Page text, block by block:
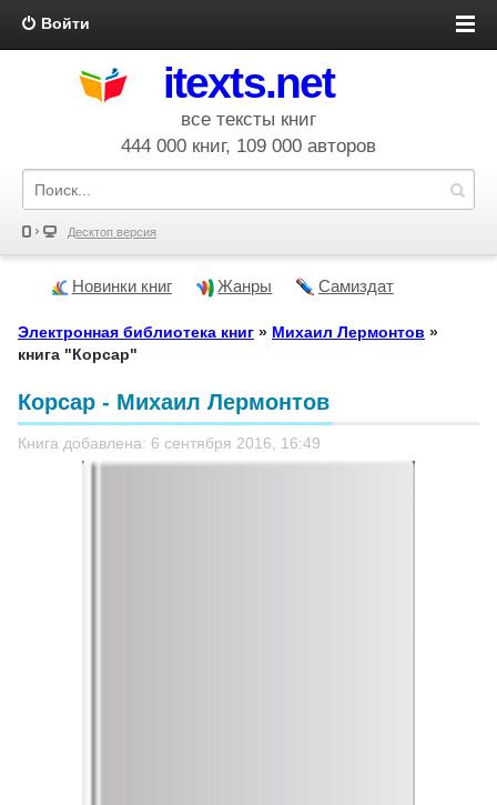
Войти
itexts.net
все тексты книг
444 000 книг, 109 000 авторов
Десктоп версия
Новинки книг Жанры Самиздат
Электронная библиотека книг » Михаил Лермонтов »
книга "Корсар"
Корсар - Михаил Лермонтов
Книга добавлена: 6 сентября 2016, 16:49